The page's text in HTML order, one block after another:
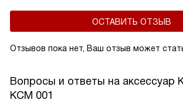
ОСТАВИТЬ ОТЗЫВ
Отзывов пока нет, Ваш отзыв может
Вопросы и ответы на аксессуар
KCM 001